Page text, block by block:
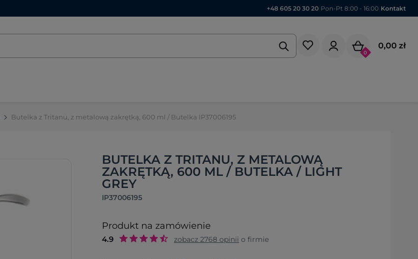
+48 605 20 30 20 Pon-Pt 8:00 - 16:00 Kontakt
0
0,00 zł
Butelka z Tritanu, z metalową zakrętką, 600 ml / Butelka IP37006195
BUTELKA Z TRITANU, Z METALOWĄ
ZAKRĘTKĄ, 600 ML / BUTELKA / LIGHT
GREY
IP37006195
Produkt na zamówienie
4.9 zobacz 2768 opinii o firmie